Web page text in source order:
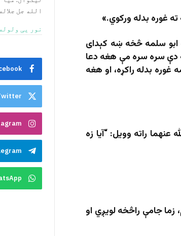
غوره بدله ورکوي.»
ابو سلمه څخه ښه کېدای
دې سره سره مې هغه دعا
غوره بدله راکړه، او هغه
عنهما راته وویل:“آیا زه
جامې راڅخه لویږي او
الله جل
نور یی ولوله